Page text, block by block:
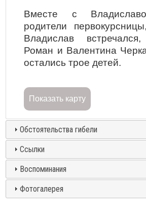
Вместе с
родители
Владислав
Роман и Валентина
остались трое детей.
Показать карту
Обстоятельства гибели
Ссылки
Воспоминания
Фотогалерея